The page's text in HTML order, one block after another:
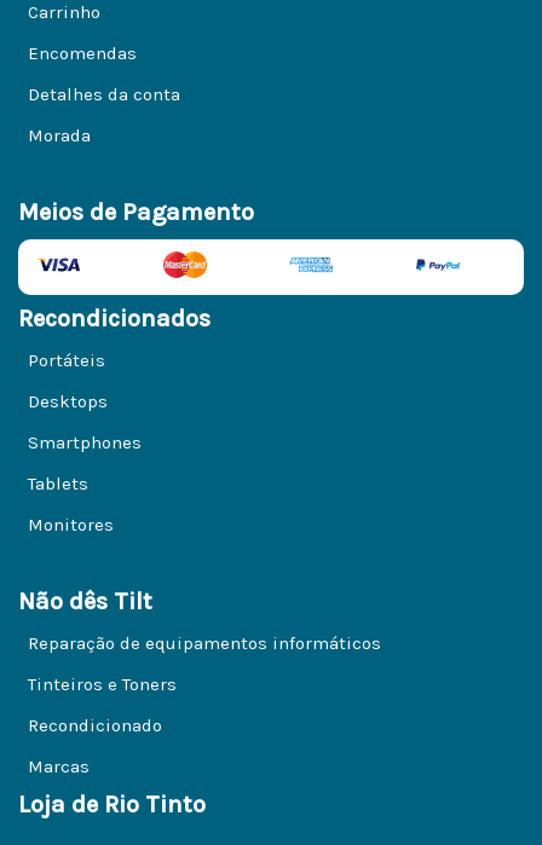
Carrinho
Encomendas
Detalhes da conta
Morada
Meios de Pagamento
Recondicionados
Portáteis
Desktops
Smartphones
Tablets
Monitores
Não dês Tilt
Reparação de equipamentos informáticos
Tinteiros e Toners
Recondicionado
Marcas
Loja de Rio Tinto